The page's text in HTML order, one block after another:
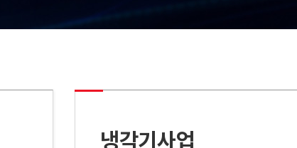
냉각기사업